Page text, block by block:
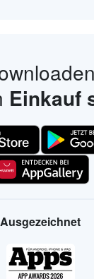
Einkauf
Ausgezeichnet